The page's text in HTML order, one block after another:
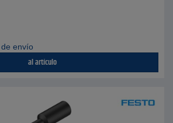
envío
al artículo